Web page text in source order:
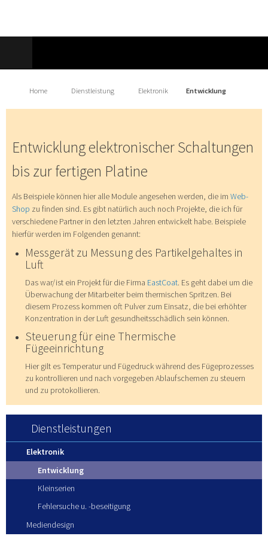
Home Dienstleistung Elektronik Entwicklung
Entwicklung elektronischer Schaltungen
bis zur fertigen Platine
Als Beispiele können hier alle Module angesehen werden, die im Web-
Shop zu finden sind. Es gibt natürlich auch noch Projekte, die ich für
verschiedene Partner in den letzten Jahren entwickelt habe. Beispiele
hierfür werden im Folgenden genannt:
Messgerät zu Messung des Partikelgehaltes in
Luft
Das war/ist ein Projekt für die Firma EastCoat. Es geht dabei um die
Überwachung der Mitarbeiter beim thermischen Spritzen. Bei
diesem Prozess kommen oft Pulver zum Einsatz, die bei erhöhter
Konzentration in der Luft gesundheitsschädlich sein können.
Steuerung für eine Thermische
Fügeeinrichtung
Hier gilt es Temperatur und Fügedruck während des Fügeprozesses
zu kontrollieren und nach vorgegeben Ablaufschemen zu steuern
und zu protokollieren.
Dienstleistungen
Elektronik
Entwicklung
Kleinserien
Fehlersuche u. -beseitigung
Mediendesign